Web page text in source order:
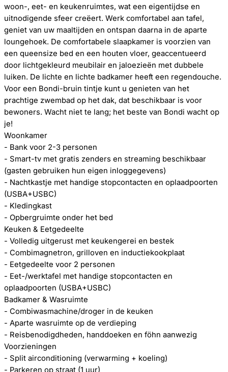
woon-, eet- en keukenruimtes, wat een eigentijdse en
uitnodigende sfeer creëert. Werk comfortabel aan tafel,
geniet van uw maaltijden en ontspan daarna in de aparte
loungehoek. De comfortabele slaapkamer is voorzien van
een queensize bed en een houten vloer, geaccentueerd
door lichtgekleurd meubilair en jaloezieën met dubbele
luiken. De lichte en lichte badkamer heeft een regendouche.
Voor een Bondi-bruin tintje kunt u genieten van het
prachtige zwembad op het dak, dat beschikbaar is voor
bewoners. Wacht niet te lang; het beste van Bondi wacht op
je!
Woonkamer
- Bank voor 2-3 personen
- Smart-tv met gratis zenders en streaming beschikbaar
(gasten gebruiken hun eigen inloggegevens)
- Nachtkastje met handige stopcontacten en oplaadpoorten
(USBA+USBC)
- Kledingkast
- Opbergruimte onder het bed
Keuken & Eetgedeelte
- Volledig uitgerust met keukengerei en bestek
- Combimagnetron, grilloven en inductiekookplaat
- Eetgedeelte voor 2 personen
- Eet-/werktafel met handige stopcontacten en
oplaadpoorten (USBA+USBC)
Badkamer & Wasruimte
- Combiwasmachine/droger in de keuken
- Aparte wasruimte op de verdieping
- Reisbenodigdheden, handdoeken en föhn aanwezig
Voorzieningen
- Split airconditioning (verwarming + koeling)
- Parkeren op straat (1 uur)